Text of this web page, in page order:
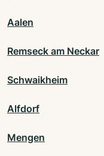
Aalen
Remseck am Neckar
Schwaikheim
Alfdorf
Mengen